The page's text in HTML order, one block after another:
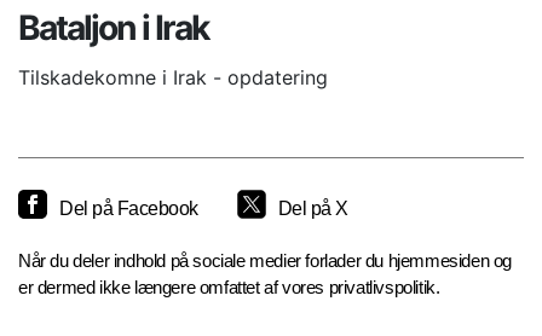
Bataljon i Irak
Tilskadekomne i Irak - opdatering
Del på Facebook Del på X
Når du deler indhold på sociale medier forlader du hjemmesiden og
er dermed ikke længere omfattet af vores privatlivspolitik.